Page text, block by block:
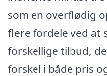
som en overflødig
flere fordele ved at
forskellige tilbud,
forskel i både pris